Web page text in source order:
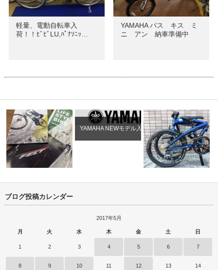
軽量、電動自転車入
荷！！ﾋﾞﾋﾞLU,ﾊﾟﾅｿﾆｯ…
YAMAHA パス キス ミ
ニ アン 納車準備中
ズニー
ライトウェイ､ＧＴ､フェルト
YAMAHA NEWモデル入荷
ブログ投稿カレンダー
2017年5月
月 火 水 木 金 土 日
1 2 3 4 5 6 7
8 9 10 11 12 13 14